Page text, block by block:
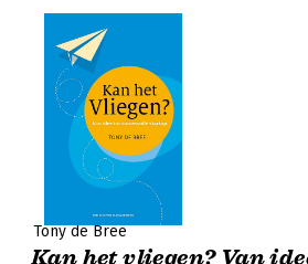
Tony de Bree
Kan het vliegen? Van